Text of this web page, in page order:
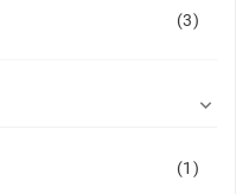
(3)

(1)